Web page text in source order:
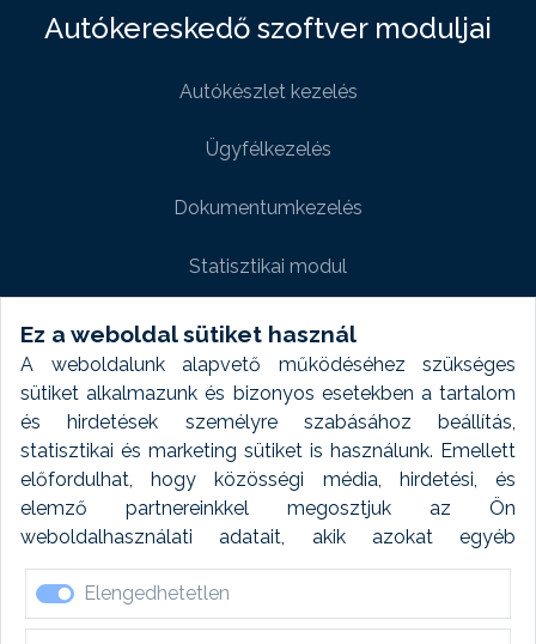
Ez a weboldal sütiket használ
A weboldalunk alapvető működéséhez szükséges
sütiket alkalmazunk és bizonyos esetekben a tartalom
és hirdetések személyre szabásához beállítás,
statisztikai és marketing sütiket is használunk. Emellett
előfordulhat, hogy közösségi média, hirdetési, és
elemző partnereinkkel megosztjuk az Ön
weboldalhasználati adatait, akik azokat egyéb
forrásokból gyűjtött adatokkal kombinálhatják. A sütik
elfogadásával kapcsolatosan naplózást végzünk és
ezen adatokat 6 hónap után automatikusan töröljük. A
Elengedhetetlen
Autókereskedő szoftver moduljai
Autókészlet kezelés
Ügyfélkezelés
Dokumentumkezelés
Statisztikai modul
Weboldal modul
Fényképtár extra modul
Autómosó modul
Feladatütemezés